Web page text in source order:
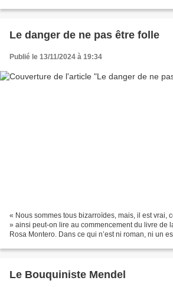
Le danger de ne pas être folle
Publié le 13/11/2024 à 19:34
« Nous sommes tous bizarroïdes, mais, il est vrai,
» ainsi peut-on lire au commencement du livre de
Rosa Montero. Dans ce qui n’est ni roman, ni un
Le Bouquiniste Mendel